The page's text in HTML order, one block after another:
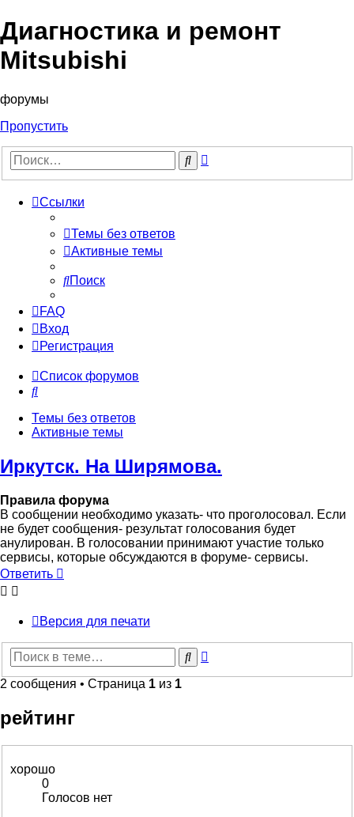
Диагностика и ремонт
Mitsubishi
форумы
Пропустить
Поиск
Ссылки
Темы без ответов
Активные темы
Поиск
FAQ
Вход
Регистрация
Список форумов
Поиск
Темы без ответов
Активные темы
Иркутск. На Ширямова.
Правила форума
В сообщении необходимо указать- что проголосовал. Если
не будет сообщения- результат голосования будет
анулирован. В голосовании принимают участие только
сервисы, которые обсуждаются в форуме- сервисы.
Ответить
Версия для печати
Поиск
2 сообщения • Страница 1 из 1
рейтинг
хорошо
0
Голосов нет